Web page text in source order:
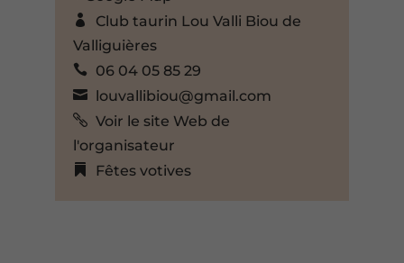
Club taurin Lou Valli Biou de
Valliguières
06 04 05 85 29
louvallibiou@gmail.com
Voir le site Web de
l'organisateur
Fêtes votives